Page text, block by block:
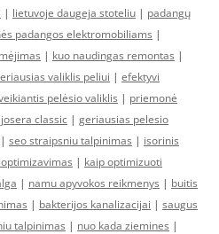
| lietuvoje daugeja stoteliu | padangų
padangos elektromobiliams |
| kuo naudingas remontas |
valiklis peliui | efektyvi
pelėsio valiklis | priemonė
josera classic | geriausias pelesio
| seo straipsniu talpinimas | isorinis
| kaip optimizuoti
| namu apyvokos reikmenys | buitis
| bakterijos kanalizacijai | saugus
talpinimas | nuo kada ziemines |